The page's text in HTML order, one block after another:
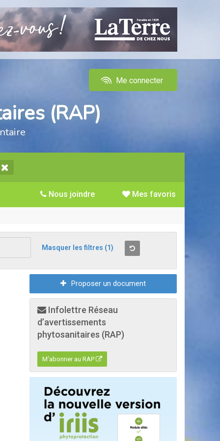
Me connecter
(RAP)
Mes favoris
Nous joindre
Masquer les filtres (1)
Proposer un document
Infolettre Réseau
d’avertissements
phytosanitaires (RAP)
M'abonner au RAP